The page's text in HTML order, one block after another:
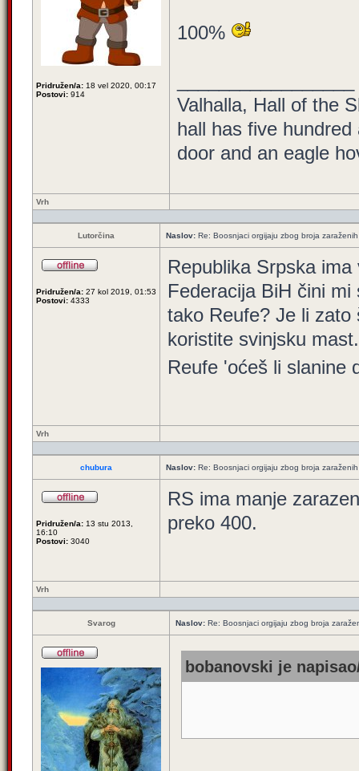
Pridružen/a: 18 vel 2020, 00:17
Postovi: 914
100%
Valhalla, Hall of the
hall has five
door and an eagle
Vrh
Lutorčina Naslov: Re: Boosnjaci orgijaju zbog broja
Pridružen/a: 27 kol 2019, 01:53
Postovi: 4333
Republika Srpska
Federacija BiH čini
tako Reufe? Je li zato
koristite svinjsku
Reufe 'oćeš li slanine
Vrh
chubura Naslov: Re: Boosnjaci orgijaju zbog broja
Pridružen/a: 13 stu 2013,
16:10
Postovi: 3040
RS ima manje
preko 400.
Vrh
Svarog Naslov: Re: Boosnjaci orgijaju zbog broja
bobanovski je